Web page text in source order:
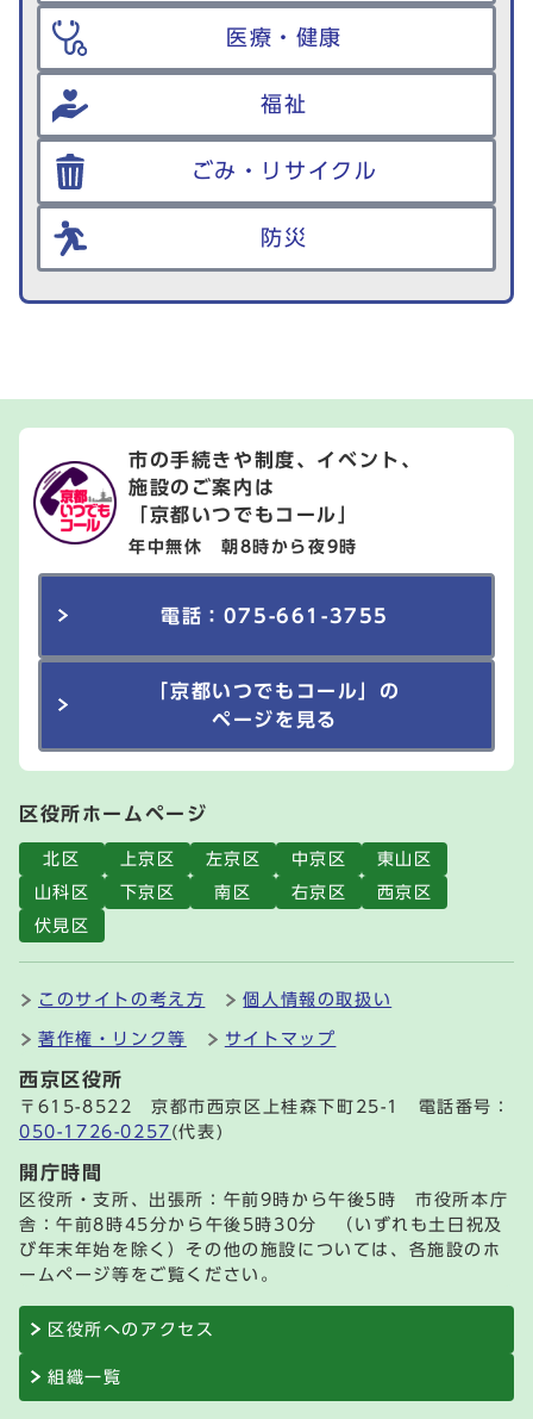
医療・健康
福祉
ごみ・リサイクル
防災
市の手続きや制度、イベント、
施設のご案内は
「京都いつでもコール」
年中無休 朝8時から夜9時
電話：075-661-3755
「京都いつでもコール」の
ページを見る
区役所ホームページ
北区 上京区 左京区 中京区
東山区
山科区
下京区 南区 右京区
西京区
伏見区
このサイトの考え方 個人情報の取扱い
著作権・リンク等 サイトマップ
西京区役所
〒615-8522 京都市西京区上桂森下町25-1 電話番号：
050-1726-0257 (代表)
開庁時間
区役所・支所、出張所：午前9時から午後5時 市役所本庁
舎：午前8時45分から午後5時30分 （いずれも土日祝及
び年末年始を除く）その他の施設については、各施設のホ
ームページ等をご覧ください。
区役所へのアクセス
組織一覧